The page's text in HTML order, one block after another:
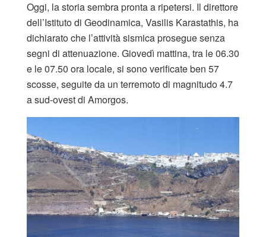
Oggi, la storia sembra pronta a ripetersi. Il direttore
dell’Istituto di Geodinamica, Vasilis Karastathis, ha
dichiarato che l’attività sismica prosegue senza
segni di attenuazione. Giovedì mattina, tra le 06.30
e le 07.50 ora locale, si sono verificate ben 57
scosse, seguite da un terremoto di magnitudo 4.7
a sud-ovest di Amorgos.